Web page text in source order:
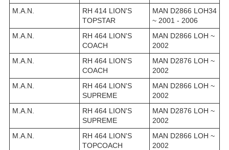
M.A.N.
RH 414 LION'S
TOPSTAR
MAN D2866 LOH34
~ 2001 - 2006
M.A.N.
RH 464 LION'S
COACH
MAN D2866 LOH ~
2002
M.A.N.
RH 464 LION'S
COACH
MAN D2876 LOH ~
2002
M.A.N.
RH 464 LION'S
SUPREME
MAN D2866 LOH ~
2002
M.A.N.
RH 464 LION'S
SUPREME
MAN D2876 LOH ~
2002
M.A.N.
RH 464 LION'S
TOPCOACH
MAN D2866 LOH ~
2002